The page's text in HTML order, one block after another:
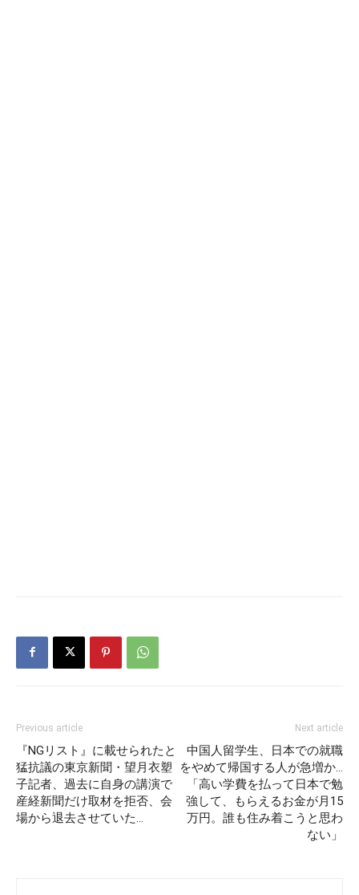
Previous article
『NGリスト』に載せられたと
猛抗議の東京新聞・望月衣塑
子記者、過去に自身の講演で
産経新聞だけ取材を拒否、会
場から退去させていた…
Next article
中国人留学生、日本での就職
をやめて帰国する人が急増か…
「高い学費を払って日本で勉
強して、もらえるお金が月15
万円。誰も住み着こうと思わ
ない」